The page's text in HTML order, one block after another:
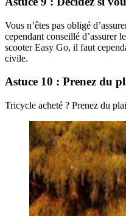
Vous n’êtes pas obligé
cependant conseillé
scooter Easy Go, il faut
civile.
Astuce 10 : Prenez du
Tricycle acheté ? Prenez du